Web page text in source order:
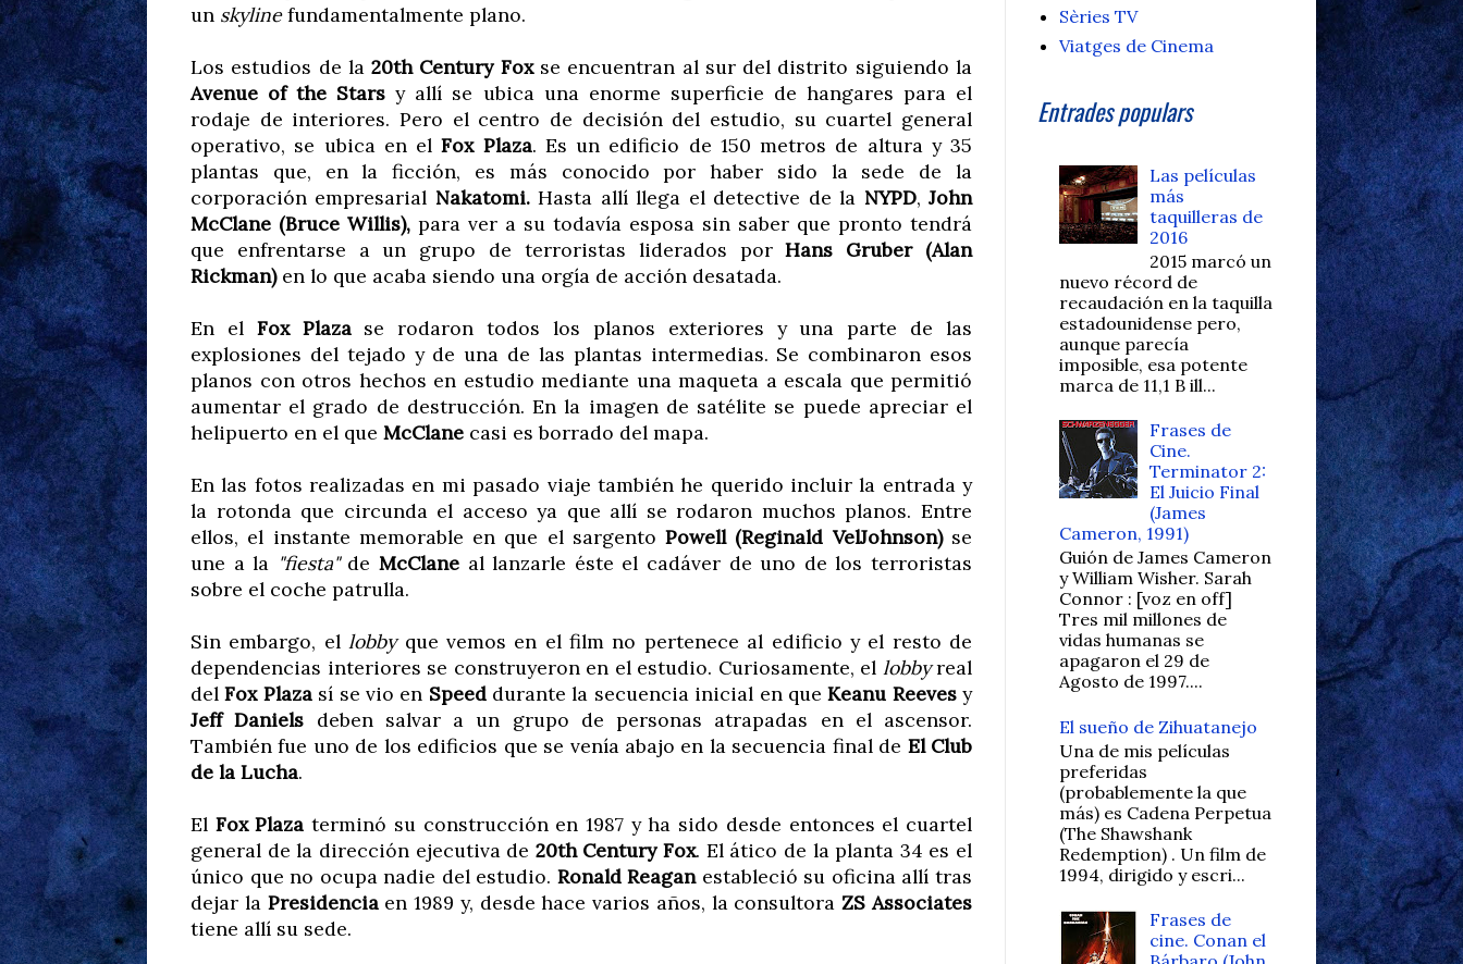
un skylinefundamentalmente plano.
Los estudios de la20th Century Foxse encuentran al sur del distrito siguiendo la
Avenue of the Stars y allí se ubica una enorme superficie de hangares para el
rodaje de interiores. Pero el centro de decisión del estudio, su cuartel general
operativo, se ubica en elFox Plaza. Es un edificio de 150 metros de altura y 35
plantas que, en la ficción, es más conocido por haber sido la sede de la
corporación empresarial Nakatomi.Hasta allí llega el detective de la NYPD,John
McClane (Bruce Willis), para ver a su todavía esposa sin saber que pronto tendrá
que enfrentarse a un grupo de terroristas liderados porHans Gruber (Alan
Rickman)en lo que acaba siendo una orgía de acción desatada.
En el Fox Plazase rodaron todos los planos exteriores y una parte de las
explosiones del tejado y de una de las plantas intermedias. Se combinaron esos
planos con otros hechos en estudio mediante una maqueta a escala que permitió
aumentar el grado de destrucción. En la imagen de satélite se puede apreciar el
helipuerto en el que McClane casi es borrado del mapa.
En las fotos realizadas en mi pasado viaje también he querido incluir la entrada y
la rotonda que circunda el acceso ya que allí se rodaron muchos planos. Entre
ellos, el instante memorable en que el sargentoPowell (Reginald VelJohnson)se
une a la "fiesta"deMcClane al lanzarle éste el cadáver de uno de los terroristas
sobre el coche patrulla.
Sin embargo, ellobbyque vemos en el film no pertenece al edificio y el resto de
dependencias interiores se construyeron en el estudio. Curiosamente, el lobbyreal
delFox Plazasí se vio en Speeddurante la secuencia inicial en queKeanu Reevesy
Jeff Daniels deben salvar a un grupo de personas atrapadas en el ascensor.
También fue uno de los edificios que se venía abajo en la secuencia final de El Club
de la Lucha.
El Fox Plaza terminó su construcción en 1987 y ha sido desde entonces el cuartel
general de la dirección ejecutiva de 20th Century Fox. El ático de la planta 34 es el
único que no ocupa nadie del estudio. Ronald Reaganestableció su oficina allí tras
dejar la Presidenciaen 1989 y, desde hace varios años, la consultoraZS Associates
tiene allí su sede.
Sèries TV
Viatges de Cinema
Entrades populars
Las películas
más
taquilleras de
2016
2015 marcó un
nuevo récord de
recaudación en la taquilla
estadounidense pero,
aunque parecía
imposible, esa potente
marca de 11,1 B ill...
Frases de
Cine.
Terminator 2:
El Juicio Final
(James
Cameron, 1991)
Guión de James Cameron
y William Wisher. Sarah
Connor : [voz en off]
Tres mil millones de
vidas humanas se
apagaron el 29 de
Agosto de 1997....
El sueño de Zihuatanejo
Una de mis películas
preferidas
(probablemente la que
más) es Cadena Perpetua
(The Shawshank
Redemption) . Un film de
1994, dirigido y escri...
Frases de
cine. Conan el